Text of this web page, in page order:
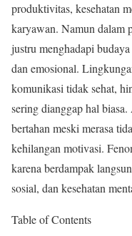
produktivitas, kesehatan
karyawan. Namun dalam
justru menghadapi
dan emosional.
komunikasi tidak sehat,
sering dianggap hal
bertahan meski merasa
kehilangan motivasi.
karena berdampak
sosial, dan kesehatan
Table of Contents